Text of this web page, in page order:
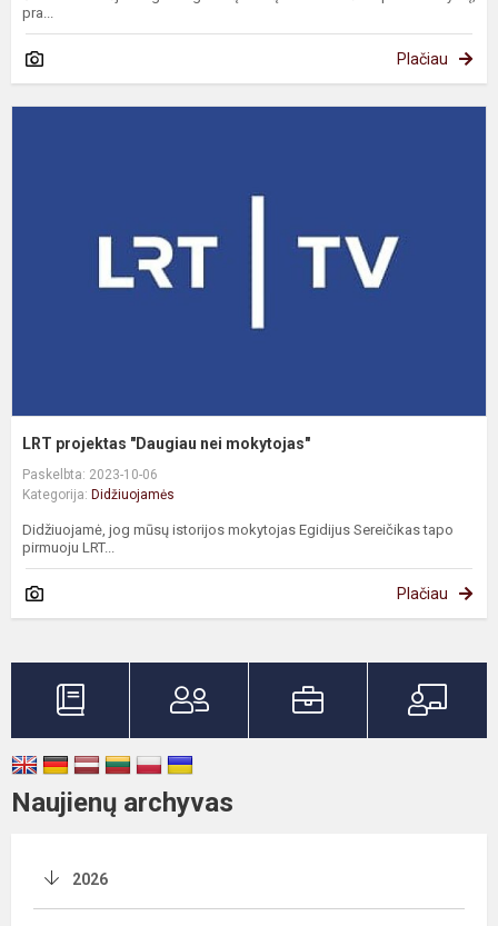
pra...
Plačiau
LRT projektas "Daugiau nei mokytojas"
Paskelbta: 2023-10-06
Kategorija: Didžiuojamės
Didžiuojamė, jog mūsų istorijos mokytojas Egidijus Sereičikas tapo
pirmuoju LRT...
Plačiau
Naujienų archyvas
2026